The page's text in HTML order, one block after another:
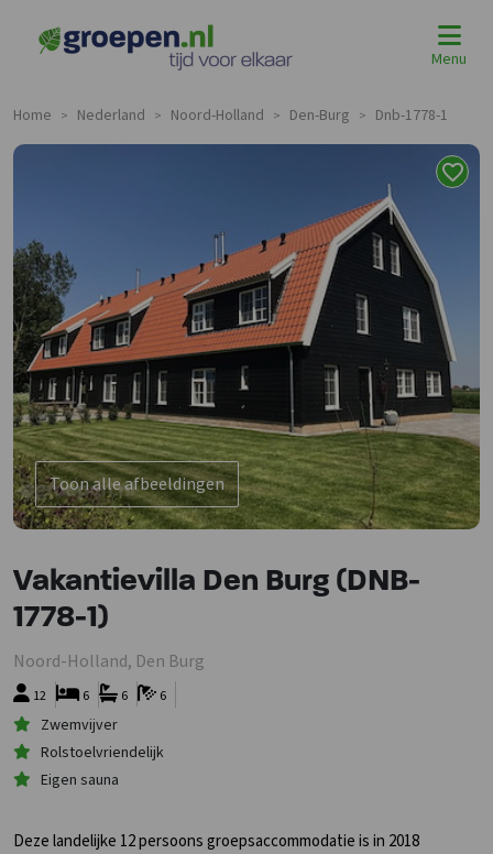
Menu
Home > Nederland > Noord-Holland > Den-Burg > Dnb-1778-1
Toon alle afbeeldingen
Vakantievilla Den Burg (DNB-
1778-1)
Noord-Holland, Den Burg
12 6
6
6
Zwemvijver
Rolstoelvriendelijk
Eigen sauna
Deze landelijke 12 persoons groepsaccommodatie is in 2018